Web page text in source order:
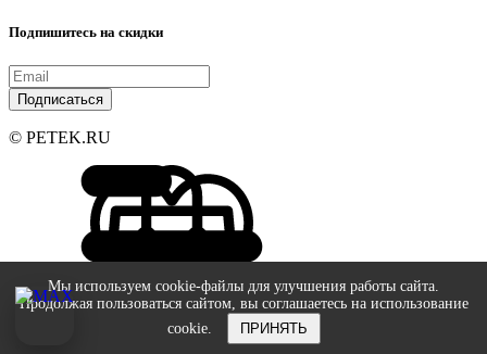
Подпишитесь на скидки
Подписаться
© PETEK.RU
Мы используем cookie-файлы для улучшения работы сайта.
Продолжая пользоваться сайтом, вы соглашаетесь на использование
cookie.
ПРИНЯТЬ